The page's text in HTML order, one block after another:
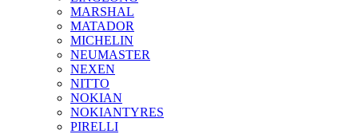
MARSHAL
MATADOR
MICHELIN
NEUMASTER
NEXEN
NITTO
NOKIAN
NOKIANTYRES
PIRELLI